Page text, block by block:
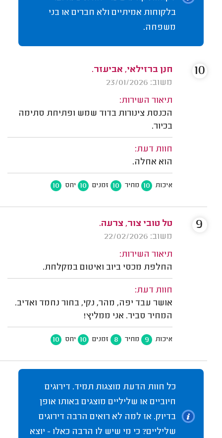
בלקוחות אמיתיים ולא חברים או בני
משפחה.
חנן ברזילאי, אביעזר.
משוב: 23/01/2026
תיאור השירות:
הכנסת צינורות בדוד שמש ופתיחת סתימה
בכיור.
חוות דעת:
הוא אחלה.
איכות 10 מחיר 10 זמנים 10 יחס 10
10
טל טובי צור, צרעה.
משוב: 22/02/2026
תיאור השירות:
החלפת מכסי ביוב ואיטום במקלחת.
חוות דעת:
אושר עבד יפה, מהר, נקי, בחור נחמד ואדיב.
המחיר סביר. אני ממליץ!
איכות 9 מחיר 8 זמנים 10 יחס 10
9
כל חוות הדעת מוצגות תמיד. דירוגים
חיוביים או שליליים מוצגים באותו אופן
בדיוק. אז למה לא רואים הרבה דירוגים
שליליים? כי מי שיש לו הרבה כאלו - יוצא